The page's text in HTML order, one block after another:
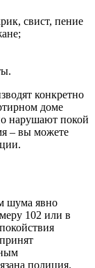
свист, пение
конкретно
доме
нарушают покой
– вы можете
шума явно
102 или в
полиция.